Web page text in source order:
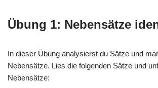
Übung 1: Nebensätze
In dieser Übung analysierst du Sätze und
Nebensätze. Lies die folgenden Sätze und
Nebensätze: